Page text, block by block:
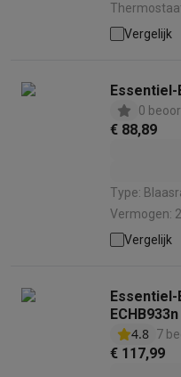
Vergelijk
Essentiel-
0
€ 88,89
Type: Blaasradiator | Voor
Vermogen:
Vergelijk
ECHB933n
4.8 7
€ 117,99